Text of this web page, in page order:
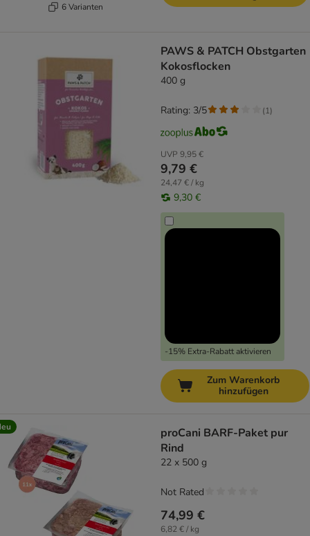
6 Varianten
PAWS & PATCH Obstgarten
Kokosflocken
400 g
UVP 9,95 €
9,79 €
24,47 € / kg
9,30 €
-15% Extra-Rabatt aktivieren
Rating: 3/5 (1)
Zum Warenkorb
hinzufügen
proCani BARF-Paket pur
Rind
22 x 500 g
74,99 €
6,82 € / kg
Not Rated